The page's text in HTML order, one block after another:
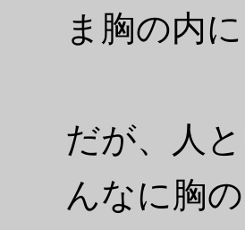
ま胸の内
だが、人
んなに胸